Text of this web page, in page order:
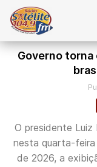
Governo
O presidente Luiz
nesta quarta-
de 2026, a